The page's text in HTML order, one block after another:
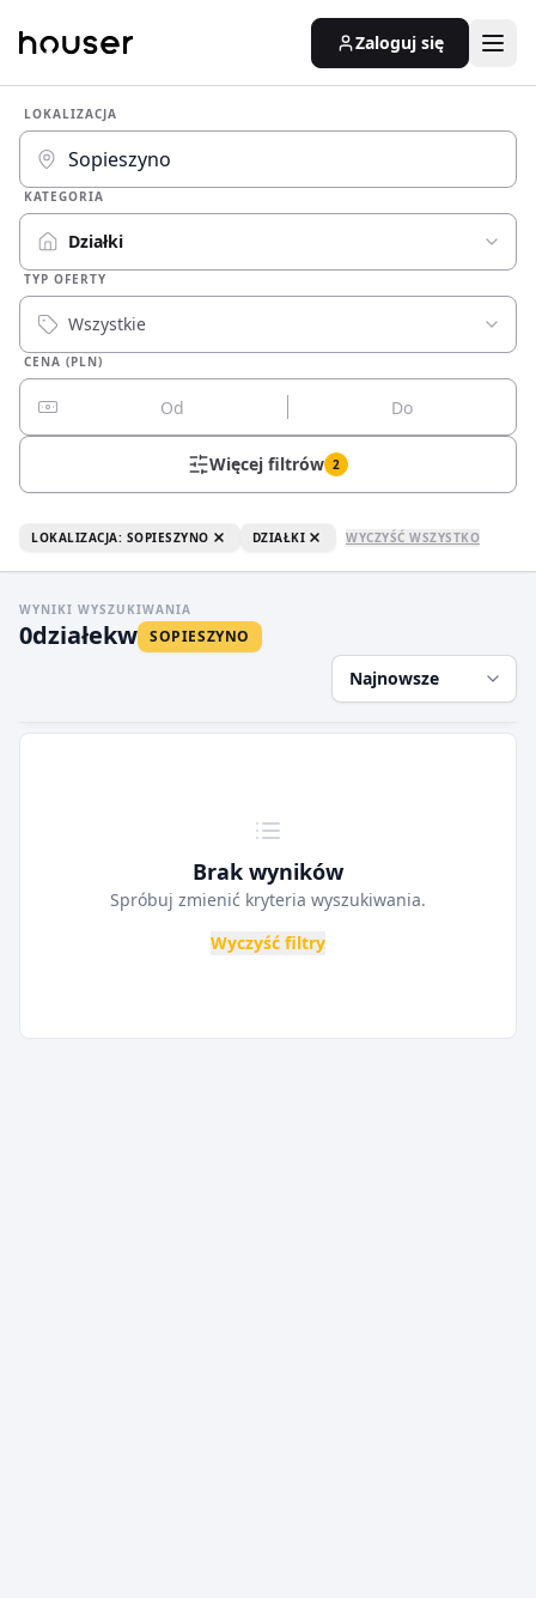
Zaloguj się
LOKALIZACJA
KATEGORIA
Działki
TYP OFERTY
Wszystkie
CENA (PLN)
Więcej filtrów 2
LOKALIZACJA: SOPIESZYNO DZIAŁKI WYCZYŚĆ WSZYSTKO
WYNIKI WYSZUKIWANIA
0działekw SOPIESZYNO
Najnowsze
Brak wyników
Spróbuj zmienić kryteria wyszukiwania.
Wyczyść filtry